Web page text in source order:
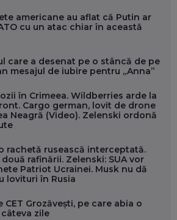
HOLISUN: SOFTWARE DE LA CLUJ PENTRU
OCHELARI INTELIGENȚI ȘI FERME
VANCEA, CEO AL PATRIA BANK: AUTOMATIZĂM
CE FACEM CÂND PICĂ BAZA DE DATE, LA
STATULUI?
(AROBS): CUM CONSTRUIEȘTI O COMPANIE
SĂ PIERZI LEGĂTURA CU COMUNITATEA
- ȘI CE SĂ DAI ÎNAPOI
FOMO: SPEAKERUL PE SCENĂ, INVITATUL
americane au aflat că Putin ar
cu un atac chiar în această
care a desenat pe o stâncă de pe
mesajul de iubire pentru „Anna”
în Crimeea. Wildberries arde la
Cargo german, lovit de drone
Neagră (Video). Zelenski ordonă
rachetă rusească interceptată.
rafinării. Zelenski: SUA vor
Patriot Ucrainei. Musk nu dă
lovituri în Rusia
CET Grozăvești, pe care abia o
zile